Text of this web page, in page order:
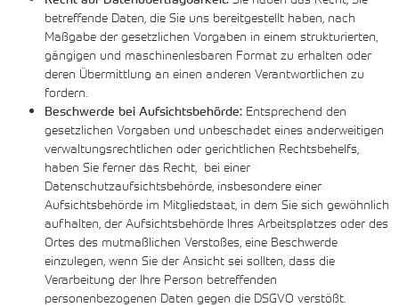
betreffende Daten, die Sie uns bereitgestellt haben, nach
Maßgabe der gesetzlichen Vorgaben in einem strukturierten,
gängigen und maschinenlesbaren Format zu erhalten oder
deren Übermittlung an einen anderen Verantwortlichen zu
fordern.
Beschwerde bei Aufsichtsbehörde: Entsprechend den
gesetzlichen Vorgaben und unbeschadet eines anderweitigen
verwaltungsrechtlichen oder gerichtlichen Rechtsbehelfs,
haben Sie ferner das Recht, bei einer
Datenschutzaufsichtsbehörde, insbesondere einer
Aufsichtsbehörde im Mitgliedstaat, in dem Sie sich gewöhnlich
aufhalten, der Aufsichtsbehörde Ihres Arbeitsplatzes oder des
Ortes des mutmaßlichen Verstoßes, eine Beschwerde
einzulegen, wenn Sie der Ansicht sei sollten, dass die
Verarbeitung der Ihre Person betreffenden
personenbezogenen Daten gegen die DSGVO verstößt.